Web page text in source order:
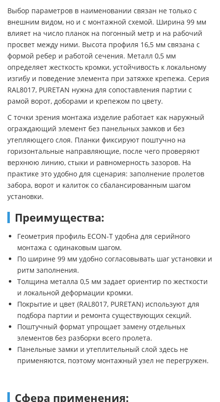
Выбор параметров в наименовании связан не только с
внешним видом, но и с монтажной схемой. Ширина 99 мм
влияет на число планок на погонный метр и на рабочий
просвет между ними. Высота профиля 16,5 мм связана с
формой ребер и работой сечения. Металл 0,5 мм
определяет жесткость кромки, устойчивость к локальному
изгибу и поведение элемента при затяжке крепежа. Серия
RAL8017, PURETAN нужна для сопоставления партии с
рамой ворот, доборами и крепежом по цвету.
С точки зрения монтажа изделие работает как наружный
ограждающий элемент без панельных замков и без
утепляющего слоя. Планки фиксируют поштучно на
горизонтальные направляющие, после чего проверяют
верхнюю линию, стыки и равномерность зазоров. На
практике это удобно для сценария: заполнение пролетов
забора, ворот и калиток со сбалансированным шагом
установки.
Преимущества:
Геометрия профиль ECON-T удобна для серийного
монтажа с одинаковым шагом.
По ширине 99 мм удобно согласовывать шаг установки и
ритм заполнения.
Толщина металла 0,5 мм задает ориентир по жесткости
и локальной деформации кромки.
Покрытие и цвет (RAL8017, PURETAN) используют для
подбора партии и ремонта существующих секций.
Поштучный формат упрощает замену отдельных
элементов без разборки всего пролета.
Панельные замки и утеплительный слой здесь не
применяются, поэтому монтажный узел не перегружен.
Сфера применения: